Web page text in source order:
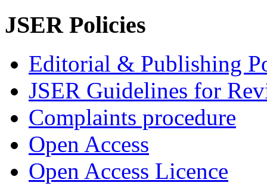
JSER Policies
Editorial & Publishing
JSER Guidelines for
Complaints procedure
Open Access
Open Access Licence